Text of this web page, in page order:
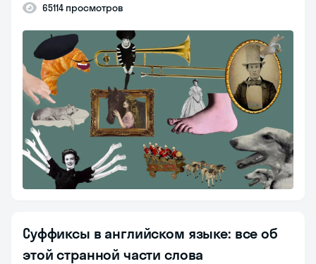
65114 просмотров
Суффиксы в английском языке: все об
этой странной части слова